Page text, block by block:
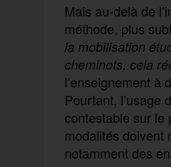
Mais au-delà de
méthode, plus
la mobilisation
cheminots, cela
l’enseignement à
Pourtant, l’usage
contestable sur le
modalités doivent
notamment des